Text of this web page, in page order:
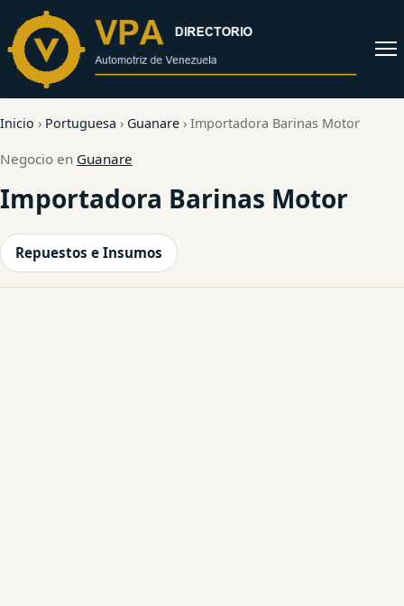
contenido
Abrir
Inicio › Portuguesa › Guanare › Importadora Barinas Motor
Negocio en Guanare
Importadora Barinas Motor
Repuestos e Insumos